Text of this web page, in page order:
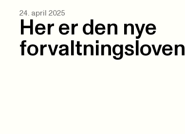
24. april 2025
Her er den nye
forvaltningsloven